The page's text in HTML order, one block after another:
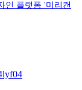
인 플랫폼 '미리캔